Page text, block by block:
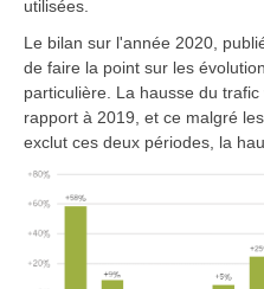
utilisées.
Le bilan sur l'année 2020,
de faire la point sur les
particulière. La hausse du
rapport à 2019, et ce malgré
exclut ces deux périodes, la